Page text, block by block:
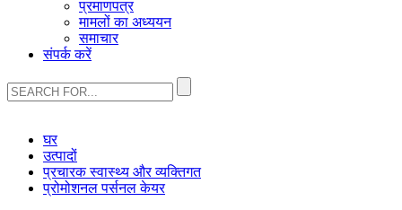
प्रमाणपत्र
मामलों का अध्ययन
समाचार
संपर्क करें
घर
उत्पादों
प्रचारक स्वास्थ्य और व्यक्तिगत
प्रोमोशनल पर्सनल केयर